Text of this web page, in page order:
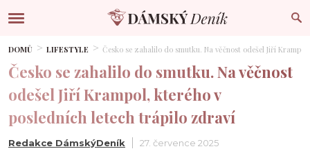
DOMŮ LIFESTYLE Česko se zahalilo do smutku. Na věčnost odešel Jiří
Česko se zahalilo do smutku. Na věčnost
odešel Jiří Krampol, kterého v
posledních letech trápilo zdraví
Redakce DámskýDeník 27. července 2025